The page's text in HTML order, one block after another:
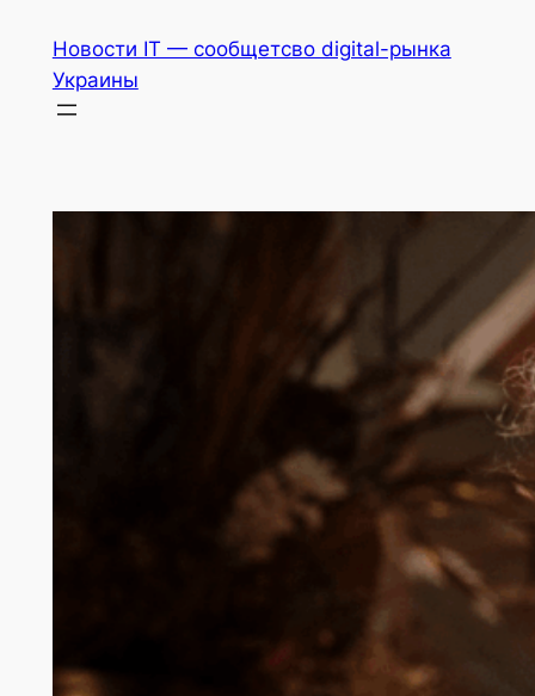
содержимому
Новости IT — сообщетсво digital-рынка
Украины